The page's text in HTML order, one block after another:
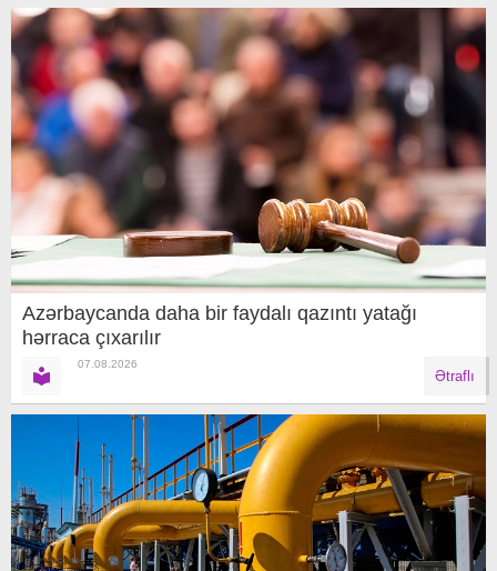
Azərbaycanda daha bir faydalı qazıntı yatağı
hərraca çıxarılır
07.08.2026
Ətraflı